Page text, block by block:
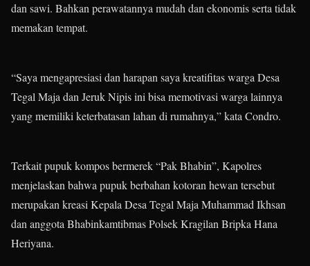
dan sawi. Bahkan perawatannya mudah dan ekonomis serta tidak
memakan tempat.
“Saya mengapresiasi dan harapan saya kreatifitas warga Desa
Tegal Maja dan Jeruk Nipis ini bisa memotivasi warga lainnya
yang memiliki keterbatasan lahan di rumahnya,” kata Condro.
Terkait pupuk kompos bermerek “Pak Bhabin”, Kapolres
menjelaskan bahwa pupuk berbahan kotoran hewan tersebut
merupakan kreasi Kepala Desa Tegal Maja Muhammad Ikhsan
dan anggota Bhabinkamtibmas Polsek Kragilan Bripka Hana
Heriyana.